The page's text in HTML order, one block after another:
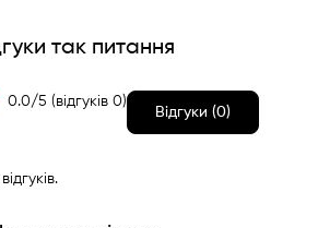
так питання
0.0/5 (відгуків 0)
Відгуки (0)